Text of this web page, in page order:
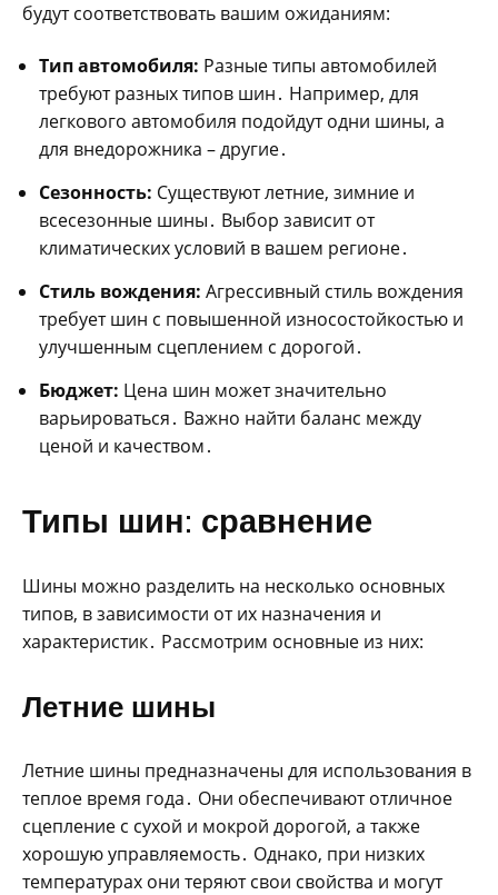
будут соответствовать вашим ожиданиям:
Тип автомобиля: Разные типы автомобилей
требуют разных типов шин․ Например‚ для
легкового автомобиля подойдут одни шины‚ а
для внедорожника – другие․
Сезонность: Существуют летние‚ зимние и
всесезонные шины․ Выбор зависит от
климатических условий в вашем регионе․
Стиль вождения: Агрессивный стиль вождения
требует шин с повышенной износостойкостью и
улучшенным сцеплением с дорогой․
Бюджет: Цена шин может значительно
варьироваться․ Важно найти баланс между
ценой и качеством․
Типы шин: сравнение
Шины можно разделить на несколько основных
типов‚ в зависимости от их назначения и
характеристик․ Рассмотрим основные из них:
Летние шины
Летние шины предназначены для использования в
теплое время года․ Они обеспечивают отличное
сцепление с сухой и мокрой дорогой‚ а также
хорошую управляемость․ Однако‚ при низких
температурах они теряют свои свойства и могут